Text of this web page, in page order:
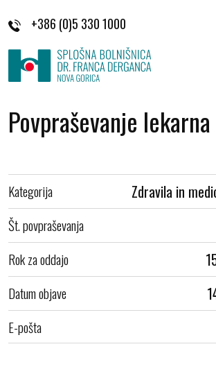
+386 (0)5 330 1000
Povpraševanje
Kategorija Zdravila in
Št. povpraševanja
Rok za oddajo
Datum objave
E-pošta